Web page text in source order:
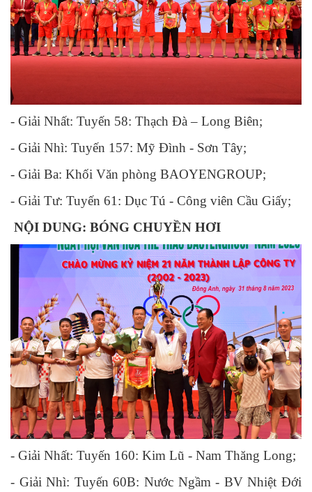
- Giải Nhất: Tuyến 58: Thạch Đà – Long Biên;
- Giải Nhì: Tuyến 157: Mỹ Đình - Sơn Tây;
- Giải Ba: Khối Văn phòng BAOYENGROUP;
- Giải Tư: Tuyến 61: Dục Tú - Công viên Cầu Giấy;
NỘI DUNG: BÓNG CHUYỀN HƠI
- Giải Nhất: Tuyến 160: Kim Lũ - Nam Thăng Long;
- Giải Nhì: Tuyến 60B: Nước Ngầm - BV Nhiệt Đới